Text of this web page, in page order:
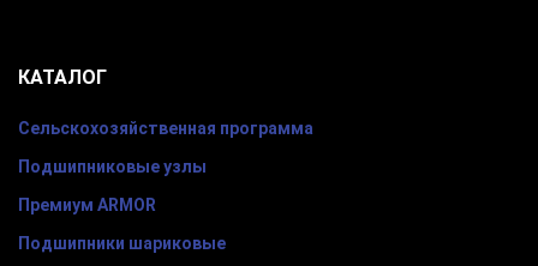
КАТАЛОГ
Сельскохозяйственная программа
Подшипниковые узлы
Премиум ARMOR
Подшипники шариковые